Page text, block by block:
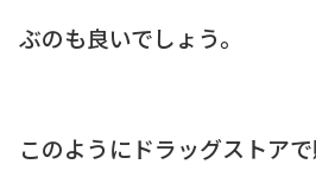
ぶのも良いでしょう。
このようにドラッグストア